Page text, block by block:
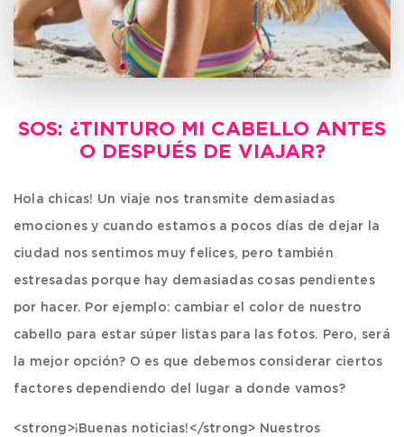
SOS: ¿TINTURO MI CABELLO ANTES
O DESPUÉS DE VIAJAR?
Hola chicas! Un viaje nos transmite demasiadas
emociones y cuando estamos a pocos días de dejar la
ciudad nos sentimos muy felices, pero también
estresadas porque hay demasiadas cosas pendientes
por hacer. Por ejemplo: cambiar el color de nuestro
cabello para estar súper listas para las fotos. Pero, será
la mejor opción? O es que debemos considerar ciertos
factores dependiendo del lugar a donde vamos?
<strong>¡Buenas noticias!</strong> Nuestros